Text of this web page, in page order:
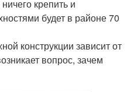
крепить и
будет в районе 70
конструкции зависит от
вопрос, зачем